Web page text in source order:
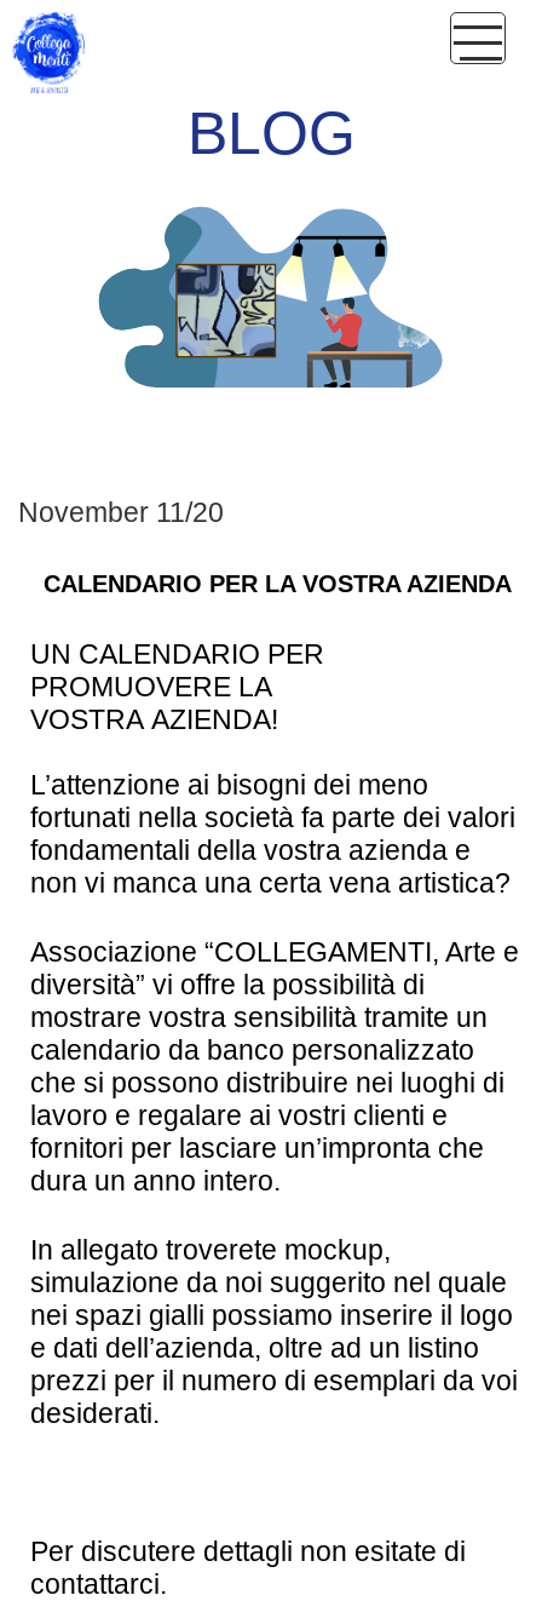
BLOG
November 11/20
CALENDARIO PER LA VOSTRA AZIENDA
UN CALENDARIO PER
PROMUOVERE LA
VOSTRA AZIENDA!
L’attenzione ai bisogni dei meno
fortunati nella società fa parte dei valori
fondamentali della vostra azienda e
non vi manca una certa vena artistica?
Associazione “COLLEGAMENTI, Arte e
diversità” vi offre la possibilità di
mostrare vostra sensibilità tramite un
calendario da banco personalizzato
che si possono distribuire nei luoghi di
lavoro e regalare ai vostri clienti e
fornitori per lasciare un’impronta che
dura un anno intero.
In allegato troverete mockup,
simulazione da noi suggerito nel quale
nei spazi gialli possiamo inserire il logo
e dati dell’azienda, oltre ad un listino
prezzi per il numero di esemplari da voi
desiderati.
Per discutere dettagli non esitate di
contattarci.